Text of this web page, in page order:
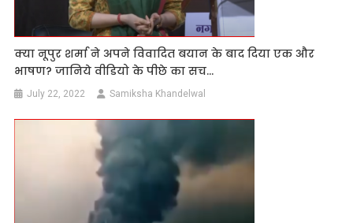
क्या नूपुर शर्मा ने अपने विवादित बयान के बाद दिया एक और
भाषण? जानिये वीडियो के पीछे का सच…
July 22, 2022 Samiksha Khandelwal